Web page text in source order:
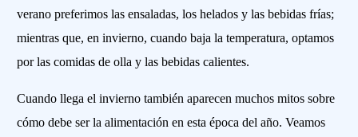
verano preferimos las ensaladas, los helados y las bebidas frías;
mientrasque, en invierno, cuando baja la temperatura, optamos
porlascomidas de olla y las bebidas calientes.
Cuando llega el invierno también aparecen muchos mitos sobre
cómo debe ser la alimentación en esta época del año.Veamos